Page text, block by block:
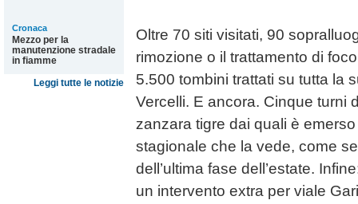
Cronaca
Mezzo per la
manutenzione stradale
in fiamme
Leggi tutte le notizie
Oltre 70 siti visitati, 90
rimozione o il trattamento di
5.500 tombini trattati su tutta la
Vercelli. E ancora. Cinque turni
zanzara tigre dai quali è
stagionale che la vede, come
dell’ultima fase dell’estate.
un intervento extra per viale